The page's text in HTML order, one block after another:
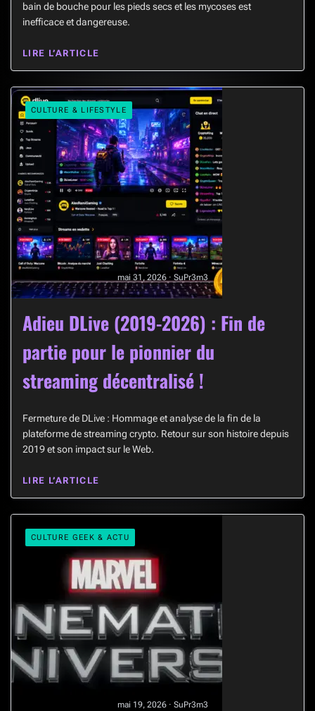
bain de bouche pour les pieds secs et les mycoses est
inefficace et dangereuse.
LIRE L’ARTICLE
CULTURE & LIFESTYLE
mai 31, 2026 · SuPr3m3
Adieu DLive (2019-2026) : Fin de
partie pour le pionnier du
streaming décentralisé !
Fermeture de DLive : Hommage et analyse de la fin de la
plateforme de streaming crypto. Retour sur son histoire depuis
2019 et son impact sur le Web.
LIRE L’ARTICLE
CULTURE GEEK & ACTU
mai 19, 2026 · SuPr3m3